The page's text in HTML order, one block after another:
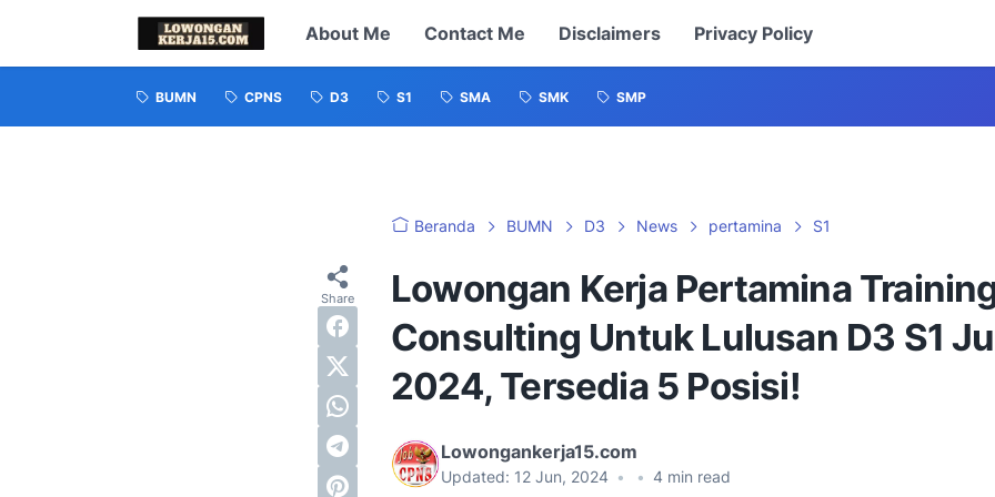
About Me Contact Me Disclaimers Privacy Policy
BUMN CPNS D3 S1 SMA SMK SMP
Beranda BUMN D3 News pertamina S1
Lowongan Kerja Pertamina
Consulting Untuk Lulusan D3 S1
2024, Tersedia 5 Posisi!
Lowongankerja15.com
Updated: 12 Jun, 2024 • • 4 min read